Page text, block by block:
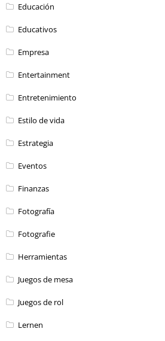
Educación
Educativos
Empresa
Entertainment
Entretenimiento
Estilo de vida
Estrategia
Eventos
Finanzas
Fotografía
Fotografie
Herramientas
Juegos de mesa
Juegos de rol
Lernen